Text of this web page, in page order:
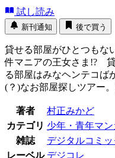
試し読み
新刊通知 後で買う
貸せる部屋がひとつもな
件マニアの王女さま!?
る部屋はみなヘンテコば
(？)なお部屋探しツアー
著者
村正みかど
カテゴリ 少年・青年マン
雑誌
デジタルコミ
レーベル デジコレ